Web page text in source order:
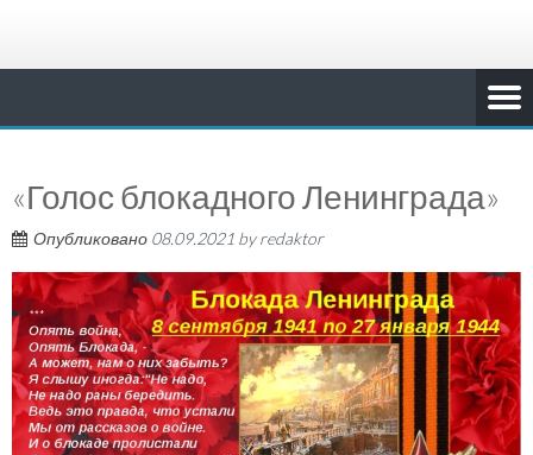
«Голос блокадного Ленинграда»
Опубликовано 08.09.2021 byredaktor